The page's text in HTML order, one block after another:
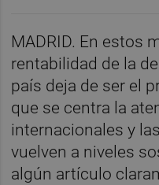
MADRID. En estos
rentabilidad de la
país deja de ser el
que se centra la
internacionales y
vuelven a niveles
algún artículo